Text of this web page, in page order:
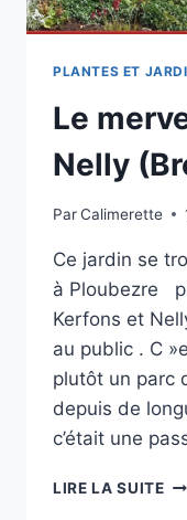
PLANTES ET
Le
Nelly
ParCalimerette
Ce jardin se
à Ploubezre
Kerfons et
au public . C
plutôt un parc
depuis de
c’était une
LIRE LA SUITELE